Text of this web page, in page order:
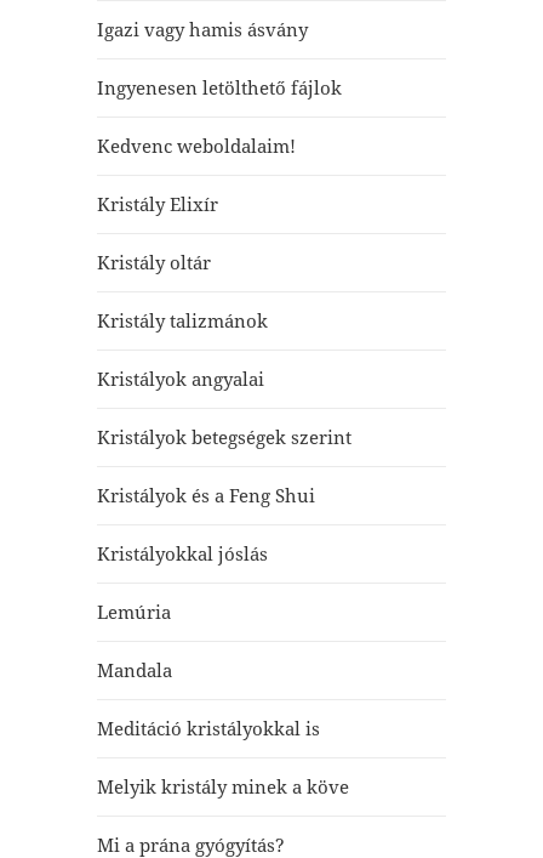
Igazi vagy hamis ásvány
Ingyenesen letölthető fájlok
Kedvenc weboldalaim!
Kristály Elixír
Kristály oltár
Kristály talizmánok
Kristályok angyalai
Kristályok betegségek szerint
Kristályok és a Feng Shui
Kristályokkal jóslás
Lemúria
Mandala
Meditáció kristályokkal is
Melyik kristály minek a köve
Mi a prána gyógyítás?